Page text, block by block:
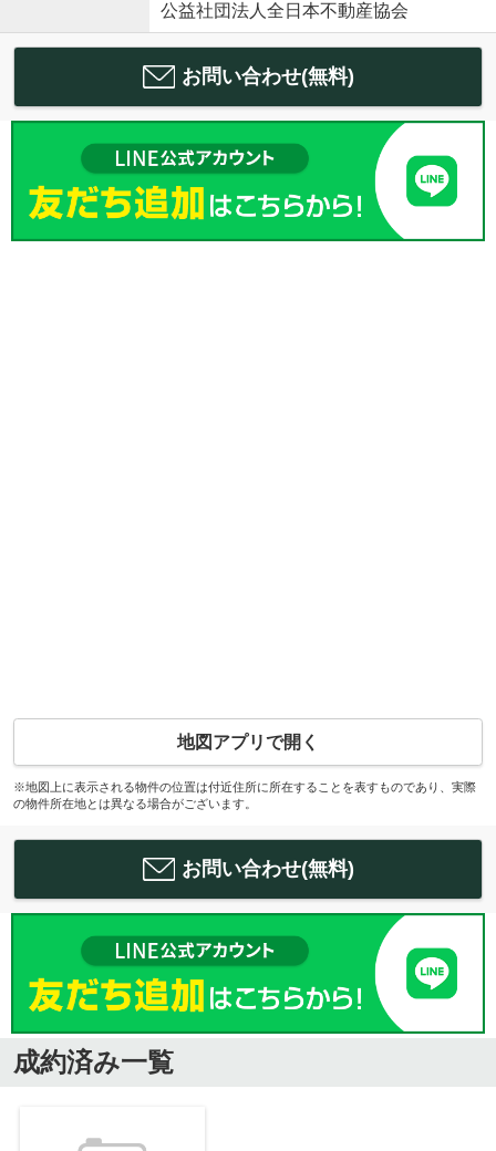
公益社団法人全日本不動産協会
お問い合わせ(無料)
地図アプリで開く
※地図上に表示される物件の位置は付近住所に所在することを表すものであり、実際
の物件所在地とは異なる場合がございます。
お問い合わせ(無料)
成約済み一覧